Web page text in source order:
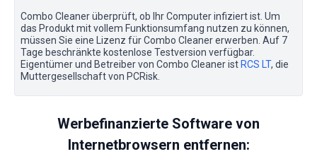
Combo Cleaner überprüft, ob Ihr Computer infiziert ist. Um
das Produkt mit vollem Funktionsumfang nutzen zu können,
müssen Sie eine Lizenz für Combo Cleaner erwerben. Auf 7
Tage beschränkte kostenlose Testversion verfügbar.
Eigentümer und Betreiber von Combo Cleaner ist RCS LT, die
Muttergesellschaft von PCRisk.
Werbefinanzierte Software von
Internetbrowsern entfernen: